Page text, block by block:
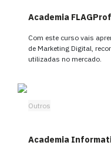
Academia
Com este curso vais
de Marketing Digital,
utilizadas no mercado.
Outros
Academia